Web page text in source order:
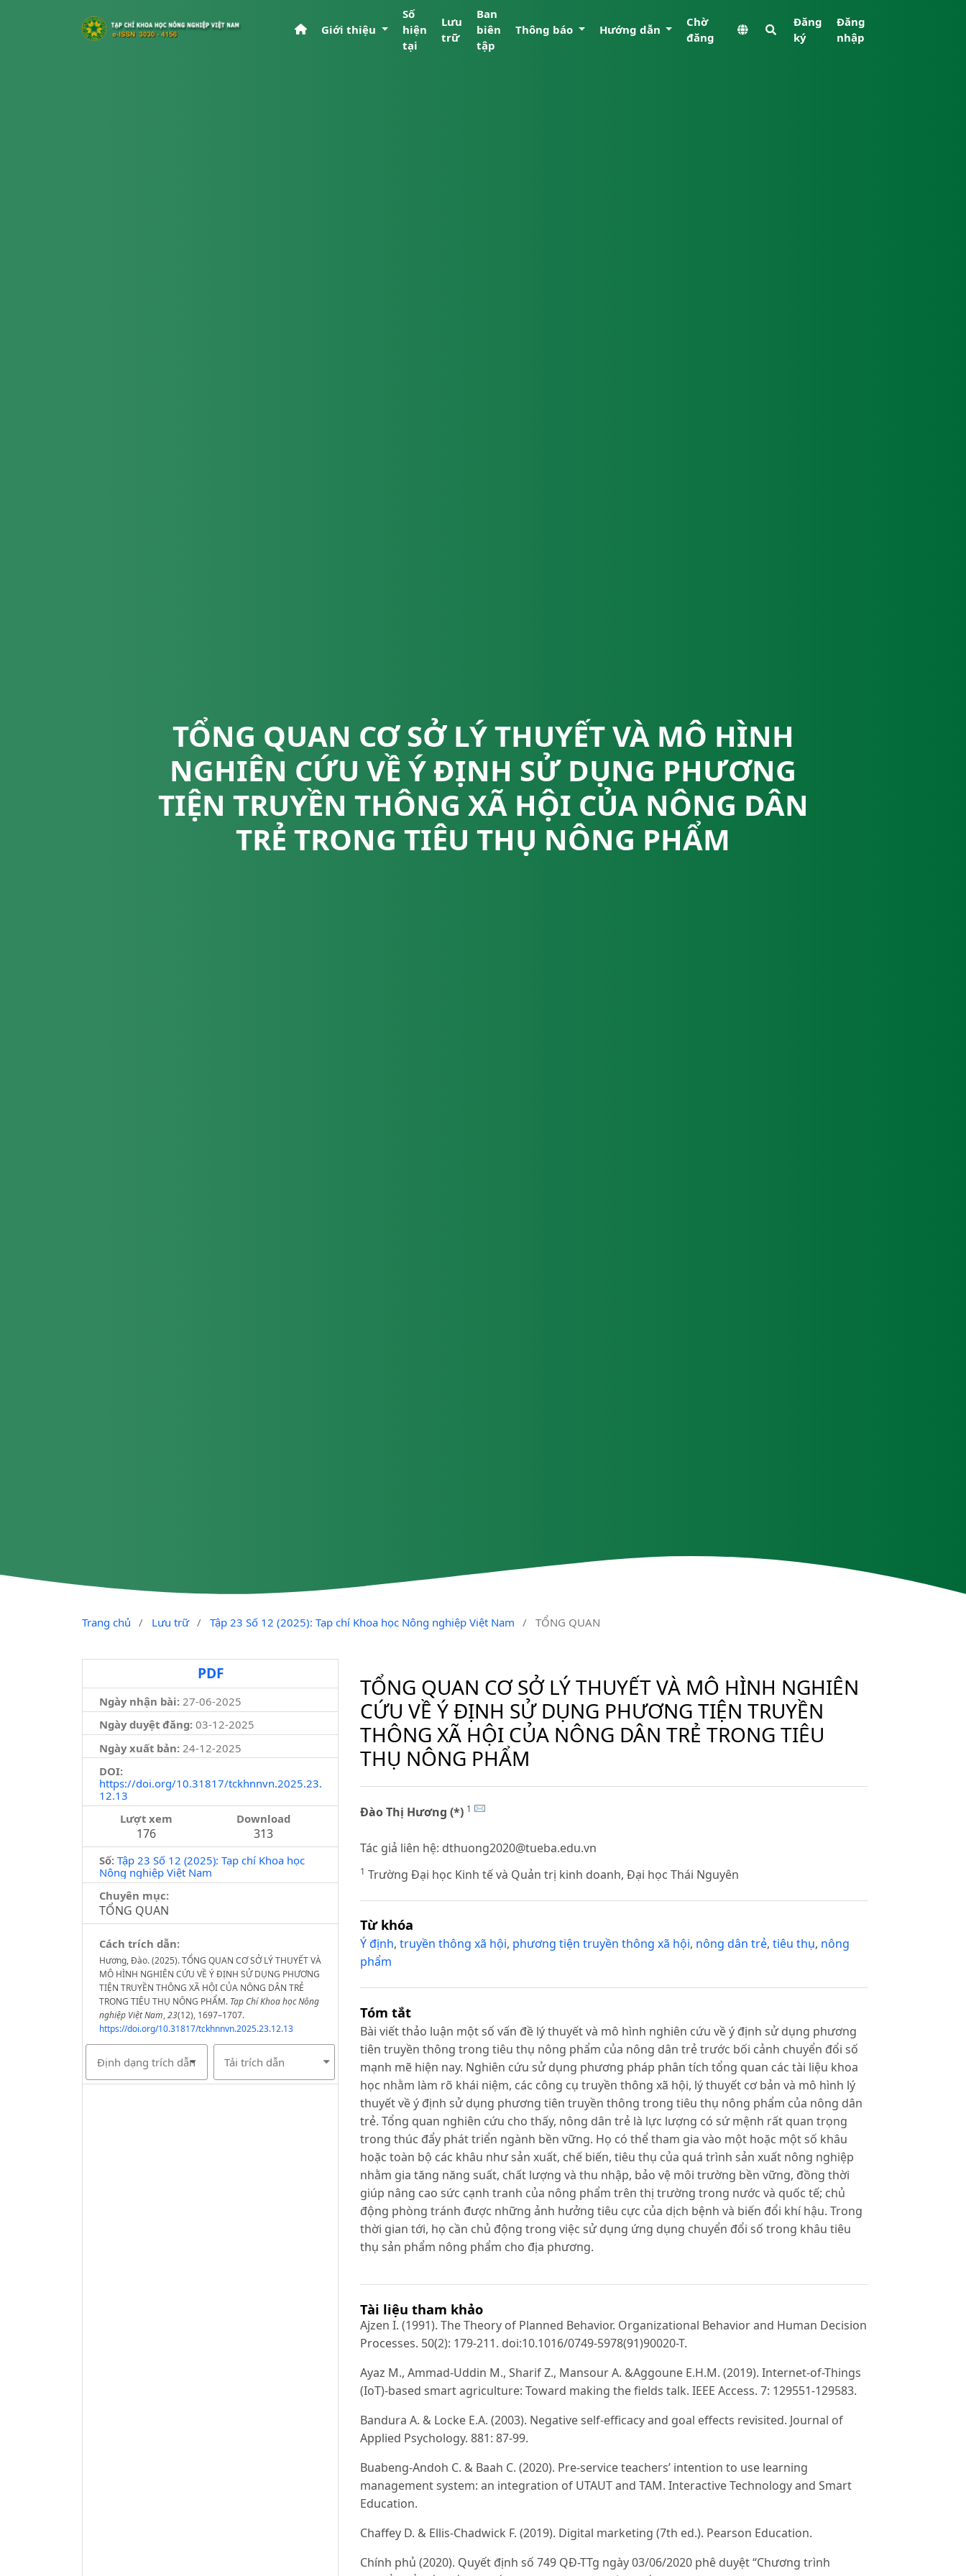
Giới thiệu
Số
hiện
tại
Lưu
trữ
Ban
biên
tập
Thông báo Hướng dẫn
Chờ
đăng
Đăng
ký
Đăng
nhập
TỔNG QUAN CƠ SỞ LÝ THUYẾT VÀ MÔ HÌNH
NGHIÊN CỨU VỀ Ý ĐỊNH SỬ DỤNG PHƯƠNG
TIỆN TRUYỀN THÔNG XÃ HỘI CỦA NÔNG DÂN
TRẺ TRONG TIÊU THỤ NÔNG PHẨM
Trang chủ / Lưu trữ / Tập 23 Số 12 (2025): Tạp chí Khoa học Nông nghiệp Việt Nam / TỔNG QUAN
PDF
Ngày nhận bài: 27-06-2025
Ngày duyệt đăng:03-12-2025
Ngày xuất bản: 24-12-2025
DOI:
https://doi.org/10.31817/tckhnnvn.2025.23.
12.13
Lượt xem
176
Download
313
Số: Tập 23 Số 12 (2025): Tạp chí Khoa học
Nông nghiệp Việt Nam
Chuyên mục:
TỔNG QUAN
Cách trích dẫn:
Hương, Đào. (2025). TỔNG QUAN CƠ SỞ LÝ THUYẾT VÀ
MÔ HÌNH NGHIÊN CỨU VỀ Ý ĐỊNH SỬ DỤNG PHƯƠNG
TIỆN TRUYỀN THÔNG XÃ HỘI CỦA NÔNG DÂN TRẺ
TRONG TIÊU THỤ NÔNG PHẨM. Tạp Chí Khoa học Nông
nghiệp Việt Nam,23(12), 1697–1707.
https://doi.org/10.31817/tckhnnvn.2025.23.12.13
Định dạng trích dẫn Tải trích dẫn
TỔNG QUAN CƠ SỞ LÝ THUYẾT VÀ MÔ HÌNH NGHIÊN
CỨU VỀ Ý ĐỊNH SỬ DỤNG PHƯƠNG TIỆN TRUYỀN
THÔNG XÃ HỘI CỦA NÔNG DÂN TRẺ TRONG TIÊU
THỤ NÔNG PHẨM
Đào Thị Hương (*) 1
Tác giả liên hệ: dthuong2020@tueba.edu.vn
1 Trường Đại học Kinh tế và Quản trị kinh doanh, Đại học Thái Nguyên
Từ khóa
Ý định,truyền thông xã hội, phương tiện truyền thông xã hội, nông dân trẻ,tiêu thụ, nông
phẩm
Tóm tắt
Bài viết thảo luận một số vấn đề lý thuyết và mô hình nghiên cứu về ý định sử dụng phương
tiên truyền thông trong tiêu thụ nông phẩm của nông dân trẻ trước bối cảnh chuyển đổi số
mạnh mẽ hiện nay. Nghiên cứu sử dụng phương pháp phân tích tổng quan các tài liệu khoa
học nhằm làm rõ khái niệm, các công cụ truyền thông xã hội, lý thuyết cơ bản và mô hình lý
thuyết về ý định sử dụng phương tiên truyền thông trong tiêu thụ nông phẩm của nông dân
trẻ. Tổng quan nghiên cứu cho thấy, nông dân trẻ là lực lượng có sứ mệnh rất quan trọng
trong thúc đẩy phát triển ngành bền vững. Họ có thể tham gia vào một hoặc một số khâu
hoặc toàn bộ các khâu như sản xuất, chế biến, tiêu thụ của quá trình sản xuất nông nghiệp
nhằm gia tăng năng suất, chất lượng và thu nhập, bảo vệ môi trường bền vững, đồng thời
giúp nâng cao sức cạnh tranh của nông phẩm trên thị trường trong nước và quốc tế; chủ
động phòng tránh được những ảnh hưởng tiêu cực của dịch bệnh và biến đổi khí hậu. Trong
thời gian tới, họ cần chủ động trong việc sử dụng ứng dụng chuyển đổi số trong khâu tiêu
thụ sản phẩm nông phẩm cho địa phương.
Tài liệu tham khảo
Ajzen I. (1991). The Theory of Planned Behavior. Organizational Behavior and Human Decision
Processes. 50(2): 179-211. doi:10.1016/0749-5978(91)90020-T.
Ayaz M., Ammad-Uddin M., Sharif Z., Mansour A. &Aggoune E.H.M. (2019). Internet-of-Things
(IoT)-based smart agriculture: Toward making the fields talk. IEEE Access. 7: 129551-129583.
Bandura A. & Locke E.A. (2003). Negative self-efficacy and goal effects revisited. Journal of
Applied Psychology. 881: 87-99.
Buabeng-Andoh C. & Baah C. (2020). Pre-service teachers’ intention to use learning
management system: an integration of UTAUT and TAM. Interactive Technology and Smart
Education.
Chaffey D. & Ellis-Chadwick F. (2019). Digital marketing (7th ed.). Pearson Education.
Chính phủ (2020). Quyết định số 749 QĐ-TTg ngày 03/06/2020 phê duyệt “Chương trình